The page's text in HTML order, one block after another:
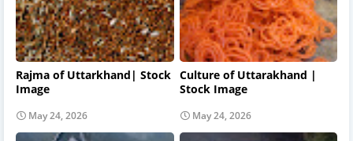
Rajma of Uttarkhand| Stock
Image
May 24, 2026
Culture of Uttarakhand |
Stock Image
May 24, 2026